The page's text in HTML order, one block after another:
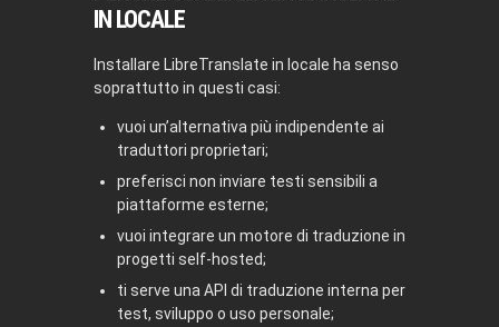
IN LOCALE
Installare LibreTranslate in locale ha senso
soprattutto in questi casi:
vuoi un’alternativa più indipendente ai
traduttori proprietari;
preferisci non inviare testi sensibili a
piattaforme esterne;
vuoi integrare un motore di traduzione in
progetti self-hosted;
ti serve una API di traduzione interna per
test, sviluppo o uso personale;